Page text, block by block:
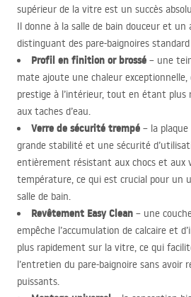
supérieur de la vitre est un succès
Il donne à la salle de bain douceur et un
distinguant des pare-baignoires
Profil en finition or brossé – une
mate ajoute une chaleur exceptionnelle,
prestige à l’intérieur, tout en étant
aux taches d’eau.
Verre de sécurité trempé – la
grande stabilité et une sécurité
entièrement résistant aux chocs et aux
température, ce qui est crucial pour un
salle de bain.
Revêtement Easy Clean – une
empêche l’accumulation de calcaire et
plus rapidement sur la vitre, ce qui
l’entretien du pare-baignoire sans avoir
puissants.